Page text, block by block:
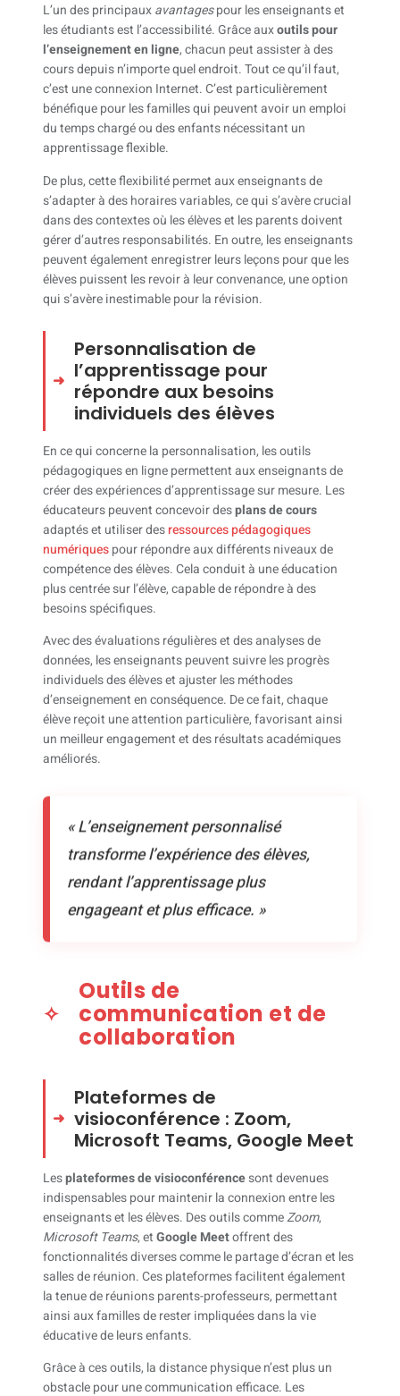
L’un des principauxavantagespour les enseignants et
les étudiants est l’accessibilité. Grâce auxoutils pour
l’enseignement en ligne, chacun peut assister à des
cours depuis n’importe quel endroit. Tout ce qu’il faut,
c’est une connexion Internet. C’est particulièrement
bénéfique pour les familles qui peuvent avoir un emploi
du temps chargé ou des enfants nécessitant un
apprentissage flexible.
De plus, cette flexibilité permet aux enseignants de
s’adapter à des horaires variables, ce qui s’avère crucial
dans des contextes où les élèves et les parents doivent
gérer d’autres responsabilités. En outre, les enseignants
peuvent également enregistrer leurs leçons pour que les
élèves puissent les revoir à leur convenance, une option
qui s’avère inestimable pour la révision.
Personnalisation de
l’apprentissage pour
répondre aux besoins
individuels des élèves
En ce qui concerne la personnalisation, les outils
pédagogiques en ligne permettent aux enseignants de
créer des expériences d’apprentissage sur mesure. Les
éducateurs peuvent concevoir desplans de cours
adaptés et utiliser desressources pédagogiques
numériquespour répondre aux différents niveaux de
compétence des élèves. Cela conduit à une éducation
plus centrée sur l’élève, capable de répondre à des
besoins spécifiques.
Avec des évaluations régulières et des analyses de
données, les enseignants peuvent suivre les progrès
individuels des élèves et ajuster les méthodes
d’enseignement en conséquence. De ce fait, chaque
élève reçoit une attention particulière, favorisant ainsi
un meilleur engagement et des résultats académiques
améliorés.
« L’enseignement personnalisé
transforme l’expérience des élèves,
rendant l’apprentissage plus
engageant et plus efficace. »
Outils de
communication et de
collaboration
Plateformes de
visioconférence : Zoom,
Microsoft Teams, Google Meet
Lesplateformes de visioconférencesont devenues
indispensables pour maintenir la connexion entre les
enseignants et les élèves. Des outils commeZoom,
Microsoft Teams, etGoogle Meetoffrent des
fonctionnalités diverses comme le partage d’écran et les
salles de réunion. Ces plateformes facilitent également
la tenue de réunions parents-professeurs, permettant
ainsi aux familles de rester impliquées dans la vie
éducative de leurs enfants.
Grâce à ces outils, la distance physique n’est plus un
obstacle pour une communication efficace. Les